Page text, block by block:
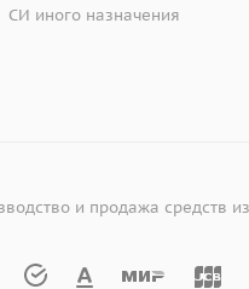
пластичных
отопительной
резиновых манжет
Габаритные
Габаритные
- щуп
СИ иного назначения
и продажа средств